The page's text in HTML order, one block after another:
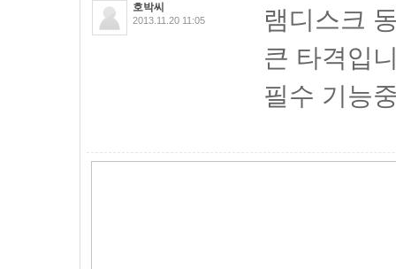
호박씨
2013.11.20 11:05
램디스크
큰 타격입
필수 기능